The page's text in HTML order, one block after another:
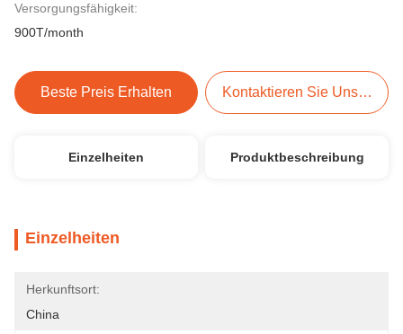
Versorgungsfähigkeit:
900T/month
Beste Preis Erhalten Kontaktieren Sie Uns Jetzt
Einzelheiten Produktbeschreibung
Einzelheiten
Herkunftsort:
China